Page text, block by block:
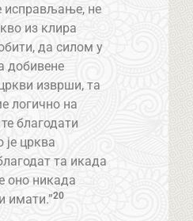
исправљање, не
из клира
да силом у
добивене
изврши, та
логично на
благодати
црква
та икада
оно никада
имати.”20